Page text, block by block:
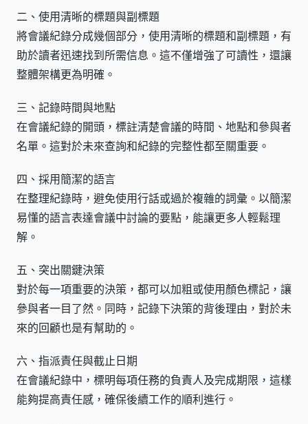
二、使用清晰的標題與副標題
將會議紀錄分成幾個部分，使用清晰的標題和副標題，有
助於讀者迅速找到所需信息。這不僅增強了可讀性，還讓
整體架構更為明確。
三、記錄時間與地點
在會議紀錄的開頭，標註清楚會議的時間、地點和參與者
名單。這對於未來查詢和紀錄的完整性都至關重要。
四、採用簡潔的語言
在整理紀錄時，避免使用行話或過於複雜的詞彙。以簡潔
易懂的語言表達會議中討論的要點，能讓更多人輕鬆理
解。
五、突出關鍵決策
對於每一項重要的決策，都可以加粗或使用顏色標記，讓
參與者一目了然。同時，記錄下決策的背後理由，對於未
來的回顧也是有幫助的。
六、指派責任與截止日期
在會議紀錄中，標明每項任務的負責人及完成期限，這樣
能夠提高責任感，確保後續工作的順利進行。